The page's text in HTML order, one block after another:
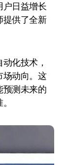
户日益增长
提供了全新
化技术，
场动向。这
预测未来的